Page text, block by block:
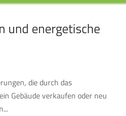
und energetische
die durch das
Gebäude verkaufen oder neu